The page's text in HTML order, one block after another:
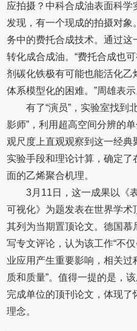
应拍摄？中科合成油表面科
发现，有一个现成的拍摄对
务中的费托合成技术。通过
转化成合成油。“费托合成也
剂碳化铁极有可能也能活化
体系模型化的困难。”周雄表示
有了“演员”，实验室找到
影师”，利用超高空间分辨的
观尺度上直观观察到这一经
实验手段和理论计算，确定
面的乙烯聚合机理。
3月11日，这一成果以《
可视化》为题发表在世界学
其列为当期置顶论文。德国
写专文评论，认为该工作“不
业应用产生重要影响，相关
质和质量”。值得一提的是，
完成单位的顶刊论文，体现
理念。